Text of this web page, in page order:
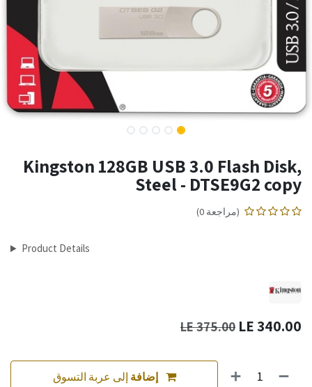
Kingston 128GB USB 3.0 Flash Disk,
Steel - DTSE9G2 copy
(مراجعة 0)
Product Details
340.00
375.00
LE
إضافة إلى عربة التسوق